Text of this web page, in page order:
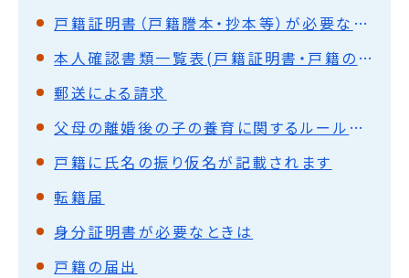
戸籍証明書（戸籍謄本・抄本等）が必要なときは
本人確認書類一覧表(戸籍証明書・戸籍の届出)
郵送による請求
父母の離婚後の子の養育に関するルールの改正（共同親権等）について
戸籍に氏名の振り仮名が記載されます
転籍届
身分証明書が必要なときは
戸籍の届出